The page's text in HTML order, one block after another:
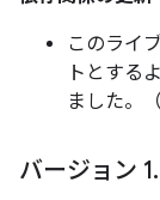
このライ
トとする
ました。（
バージョン 1.